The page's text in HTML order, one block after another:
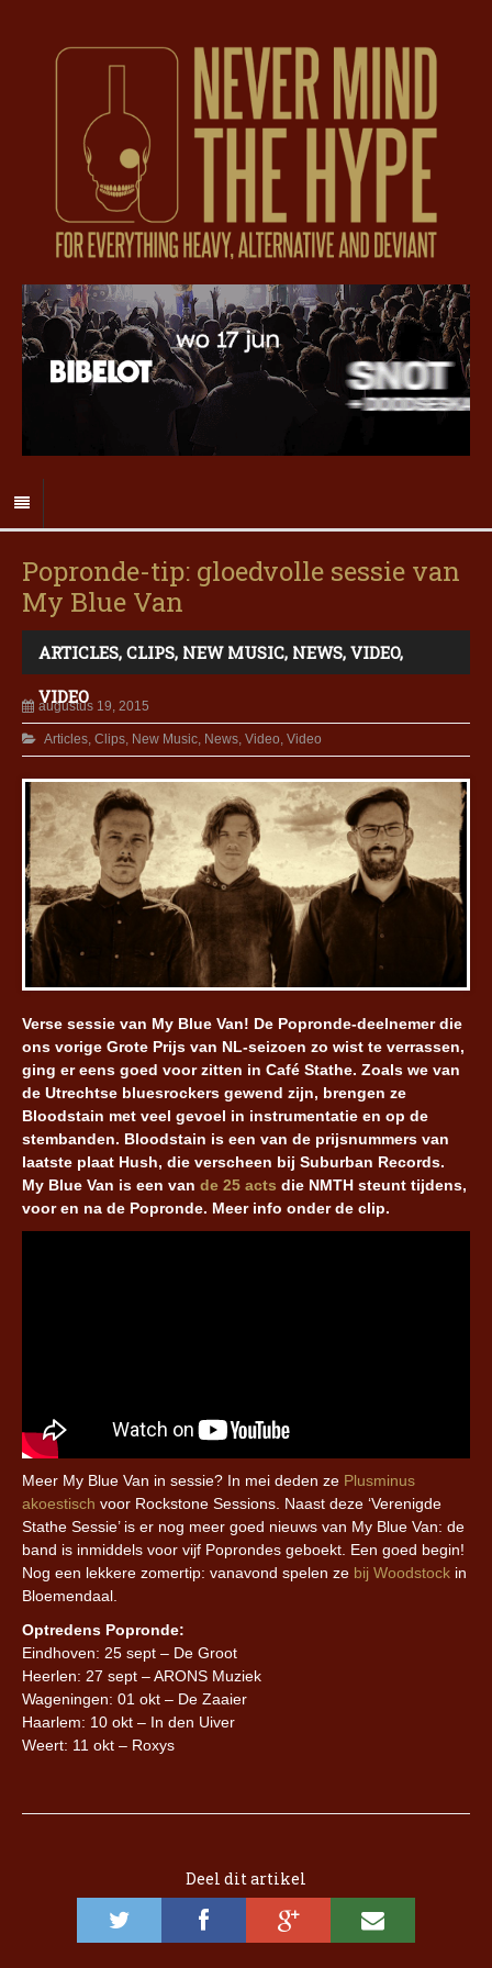
Popronde-tip: gloedvolle sessie van
My Blue Van
ARTICLES, CLIPS, NEW MUSIC, NEWS, VIDEO,
VIDEO
augustus 19, 2015
Articles, Clips, New Music, News, Video, Video
Verse sessie van My Blue Van! De Popronde-deelnemer die
ons vorige Grote Prijs van NL-seizoen zo wist te verrassen,
ging er eens goed voor zitten in Café Stathe. Zoals we van
de Utrechtse bluesrockers gewend zijn, brengen ze
Bloodstain met veel gevoel in instrumentatie en op de
stembanden. Bloodstain is een van de prijsnummers van
laatste plaat Hush, die verscheen bij Suburban Records.
My Blue Van is een van de 25 acts die NMTH steunt tijdens,
voor en na de Popronde. Meer info onder de clip.
Meer My Blue Van in sessie? In mei deden ze Plusminus
akoestisch voor Rockstone Sessions. Naast deze ‘Verenigde
Stathe Sessie’ is er nog meer goed nieuws van My Blue Van: de
band is inmiddels voor vijf Poprondes geboekt. Een goed begin!
Nog een lekkere zomertip: vanavond spelen ze bij Woodstock in
Bloemendaal.
Optredens Popronde:
Eindhoven: 25 sept – De Groot
Heerlen: 27 sept – ARONS Muziek
Wageningen: 01 okt – De Zaaier
Haarlem: 10 okt – In den Uiver
Weert: 11 okt – Roxys
Deel dit artikel